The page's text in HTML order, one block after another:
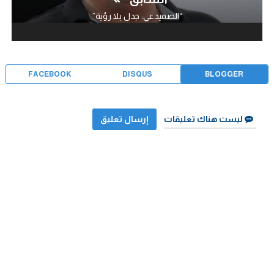
“الصميدعي: جدل بلا رؤية”
BLOGGER
DISQUS
FACEBOOK
ليست هناك تعليقات إرسال تعليق